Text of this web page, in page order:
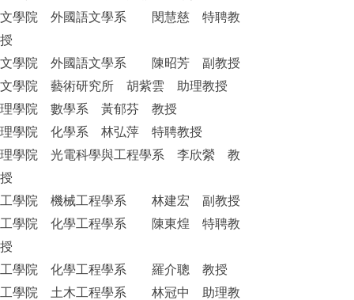
文學院 外國語文學系 閔慧慈 特聘教
授
文學院 外國語文學系 陳昭芳 副教授
文學院 藝術研究所 胡紫雲 助理教授
理學院 數學系 黃郁芬 教授
理學院 化學系 林弘萍 特聘教授
理學院 光電科學與工程學系 李欣縈 教
授
工學院 機械工程學系 林建宏 副教授
工學院 化學工程學系 陳東煌 特聘教
授
工學院 化學工程學系 羅介聰 教授
工學院 土木工程學系 林冠中 助理教